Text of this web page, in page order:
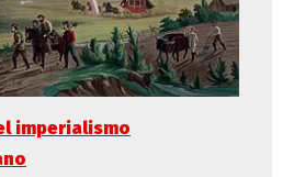
imperialismo